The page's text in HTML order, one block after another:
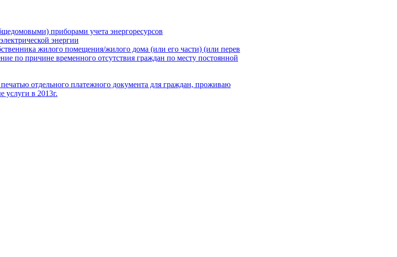
приборами учета энергоресурсов
энергии
жилого помещения/жилого дома (или его части) (или перев
по причине временного отсутствия граждан по месту постоянной
отдельного платежного документа для граждан, проживаю
услуги в 2013г.